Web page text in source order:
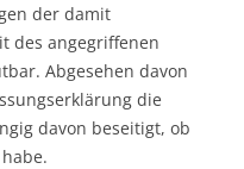
der damit
des angegriffenen
Abgesehen davon
die
davon beseitigt, ob